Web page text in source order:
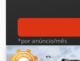
*por anúncio/mês